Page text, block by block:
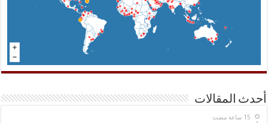
أحدث المقالات